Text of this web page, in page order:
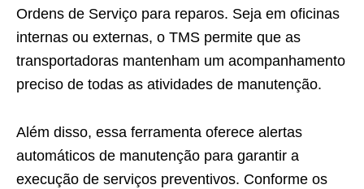
Ordens de Serviço para reparos. Seja em oficinas
internas ou externas, o TMS permite que as
transportadoras mantenham um acompanhamento
preciso de todas as atividades de manutenção.
Além disso, essa ferramenta oferece alertas
automáticos de manutenção para garantir a
execução de serviços preventivos. Conforme os